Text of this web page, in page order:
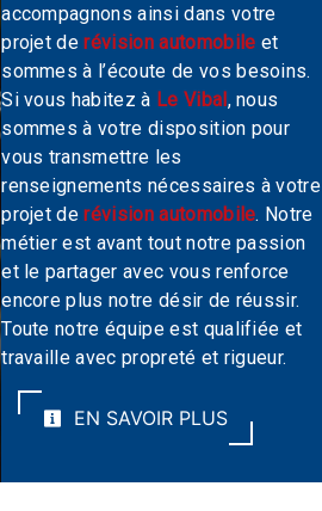
accompagnons ainsi dans votre
projet derévision automobile et
sommes à l’écoute de vos besoins.
Si vous habitez à Le Vibal, nous
sommes à votre disposition pour
vous transmettre les
renseignements nécessaires à votre
projet derévision automobile. Notre
métier est avant tout notre passion
et le partager avec vous renforce
encore plus notre désir de réussir.
Toute notre équipe est qualifiée et
travaille avec propreté et rigueur.
EN SAVOIR PLUS